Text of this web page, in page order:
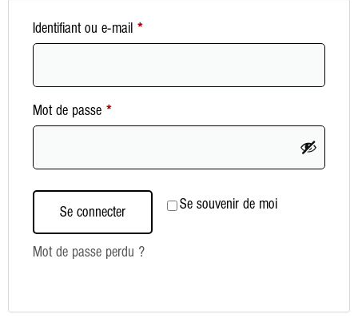
Identifiant ou e-mail *
Mot de passe *
Se souvenir de moi
Se connecter
Mot de passe perdu ?